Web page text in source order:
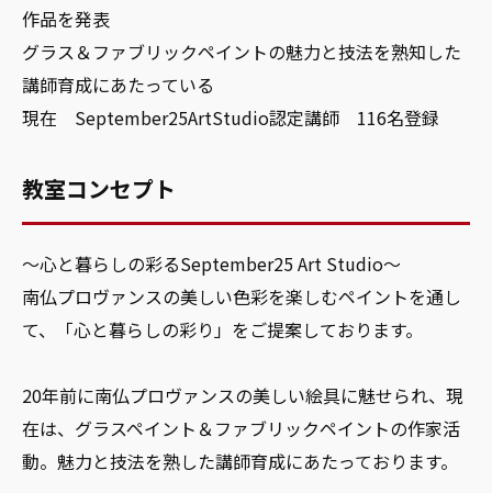
作品を発表
グラス＆ファブリックペイントの魅力と技法を熟知した
講師育成にあたっている
現在 September25ArtStudio認定講師 116名登録
教室コンセプト
～心と暮らしの彩るSeptember25 Art Studio～
南仏プロヴァンスの美しい色彩を楽しむペイントを通し
て、「心と暮らしの彩り」をご提案しております。
20年前に南仏プロヴァンスの美しい絵具に魅せられ、現
在は、グラスペイント＆ファブリックペイントの作家活
動。魅力と技法を熟した講師育成にあたっております。